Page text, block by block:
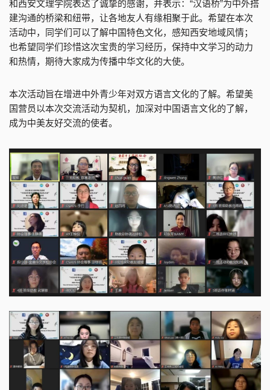
和西安文理学院表达了诚挚的感谢，并表示：“汉语桥”为中外搭
建沟通的桥梁和纽带，让各地友人有缘相聚于此。希望在本次
活动中，同学们可以了解中国特色文化，感知西安地域风情；
也希望同学们珍惜这次宝贵的学习经历，保持中文学习的动力
和热情，期待大家成为传播中华文化的大使。
本次活动旨在增进中外青少年对双方语言文化的了解。希望美
国营员以本次交流活动为契机，加深对中国语言文化的了解，
成为中美友好交流的使者。